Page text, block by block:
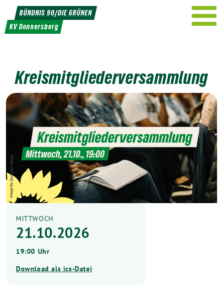
Weiter
zum
Inhalt
BÜNDNIS 90/DIE GRÜNEN
KV Donnersberg
Kreismitgliederversammlung
MITTWOCH
21.10.2026
19:00 Uhr
Download als ics-Datei